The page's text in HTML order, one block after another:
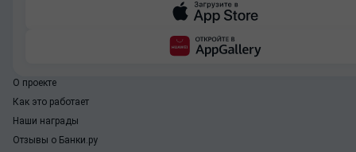
О проекте
Как это работает
Наши награды
Отзывы о Банки.ру